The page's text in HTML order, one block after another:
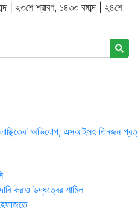
| ২৩শে শ্রাবণ, ১৪৩৩ বঙ্গাব্দ | ২৪শে
লাঞ্ছিতের’ অভিযোগ, এসআইসহ তিনজন
করাও উদ্ধত্বের শামিল